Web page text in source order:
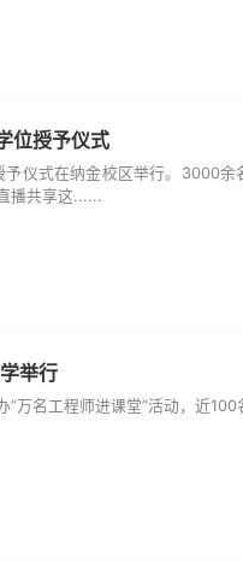
位授予仪式
仪式在纳金校区举行。3000
播共享这......
举行
万名工程师进课堂”活动，近100